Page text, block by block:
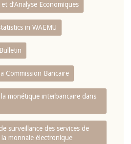
d’Analyse Economiques
in WAEMU
Commission Bancaire
monétique interbancaire dans
surveillance des services de
monnaie électronique